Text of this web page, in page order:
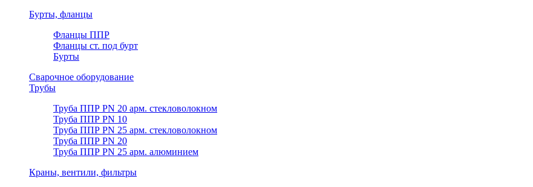
Бурты, фланцы
Фланцы ППР
Фланцы ст. под бурт
Бурты
Сварочное оборудование
Трубы
Труба ППР PN 20 арм. стекловолокном
Труба ППР PN 10
Труба ППР PN 25 арм. стекловолокном
Труба ППР PN 20
Труба ППР PN 25 арм. алюминием
Краны, вентили, фильтры